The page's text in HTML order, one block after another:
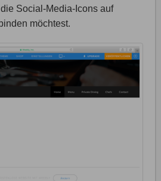
Social-Media-Icons auf
möchtest.